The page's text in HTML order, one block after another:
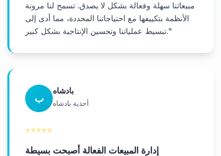
مبيعاتنا سهلة وفعالة بشكل لا يصدق. تسمح لنا مرونة
الأنظمة بتكييفها مع احتياجاتنا المحددة، مما أدى إلى
تبسيط عملياتنا وتحسين الإنتاجية بشكل كبير."
ب
بادشاه
أحذية بادشاه
⭐⭐⭐⭐⭐
إدارة المبيعات الفعالة أصبحت بسيطة